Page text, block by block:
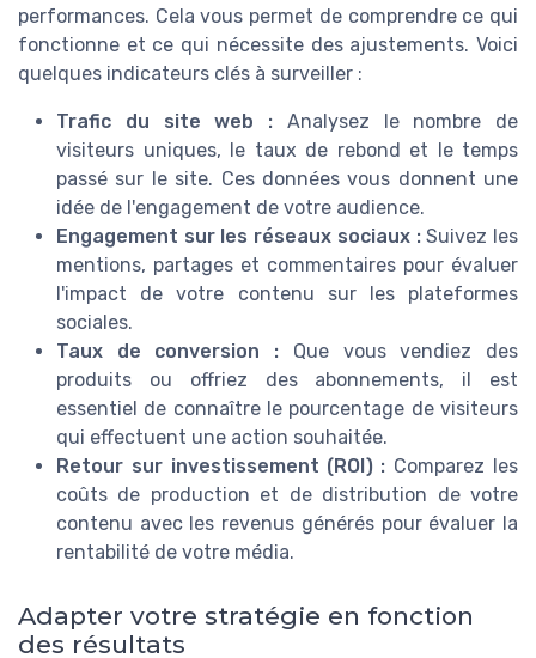
performances. Cela vous permet de comprendre ce qui
fonctionne et ce qui nécessite des ajustements. Voici
quelques indicateurs clés à surveiller :
Trafic du site web : Analysez le nombre de
visiteurs uniques, le taux de rebond et le temps
passé sur le site. Ces données vous donnent une
idée de l'engagement de votre audience.
Engagement sur les réseaux sociaux :Suivez les
mentions, partages et commentaires pour évaluer
l'impact de votre contenu sur les plateformes
sociales.
Taux de conversion : Que vous vendiez des
produits ou offriez des abonnements, il est
essentiel de connaître le pourcentage de visiteurs
qui effectuent une action souhaitée.
Retour sur investissement (ROI) : Comparez les
coûts de production et de distribution de votre
contenu avec les revenus générés pour évaluer la
rentabilité de votre média.
Adapter votre stratégie en fonction
des résultats